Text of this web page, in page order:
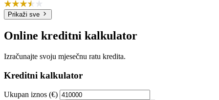
Prikaži sve
Online kreditni kalkulator
Izračunajte svoju mjesečnu ratu kredita.
Kreditni kalkulator
Ukupan iznos (€)